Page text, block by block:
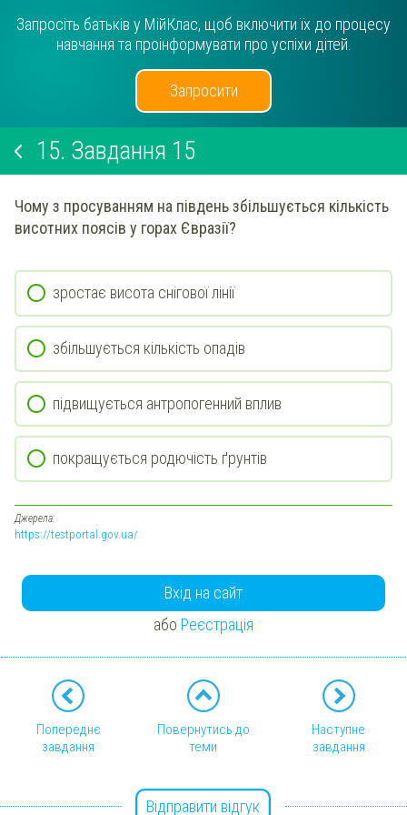
Запросіть батьків у МійКлас, щоб включити їх до процесу
навчання та проінформувати про успіхи дітей.
Запросити
15. Завдання 15
Чому з просуванням на південь збільшується кількість
висотних поясів у горах Євразії?
зростає висота снігової лінії
збільшується кількість опадів
підвищується антропогенний вплив
покращується родючість ґрунтів
Джерела:
https://testportal.gov.ua/
Вхід на сайт
або Реєстрація
Попереднє
завдання
Повернутись до
теми
Наступне
завдання
Відправити відгук